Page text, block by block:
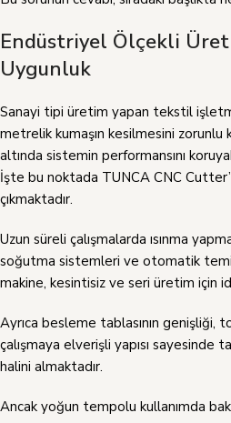
Endüstriyel Ölçekli
Uygunluk
Sanayi tipi üretim yapan tekstil
metrelik kumaşın kesilmesini zorunlu
altında sistemin performansını
İşte bu noktada TUNCA CNC
çıkmaktadır.
Uzun süreli çalışmalarda ısınma
soğutma sistemleri ve otomatik
makine, kesintisiz ve seri üretim için
Ayrıca besleme tablasının genişliği,
çalışmaya elverişli yapısı sayesinde
halini almaktadır.
Ancak yoğun tempolu kullanımda